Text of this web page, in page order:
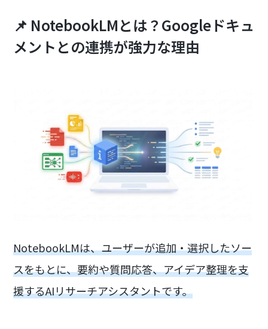
📌 NotebookLMとは？Googleドキュ
メントとの連携が強力な理由
NotebookLMは、ユーザーが追加・選択したソー
スをもとに、要約や質問応答、アイデア整理を支
援するAIリサーチアシスタントです。